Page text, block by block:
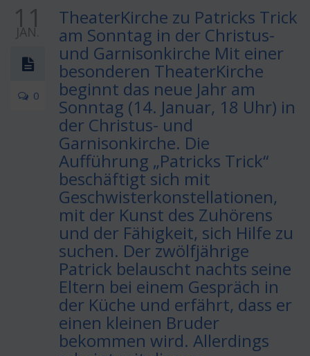
11
JAN.
0
TheaterKirche zu Patricks Trick
am Sonntag in der Christus-
und Garnisonkirche Mit einer
besonderen TheaterKirche
beginnt das neue Jahr am
Sonntag (14. Januar, 18 Uhr) in
der Christus- und
Garnisonkirche. Die
Aufführung „Patricks Trick“
beschäftigt sich mit
Geschwisterkonstellationen,
mit der Kunst des Zuhörens
und der Fähigkeit, sich Hilfe zu
suchen. Der zwölfjährige
Patrick belauscht nachts seine
Eltern bei einem Gespräch in
der Küche und erfährt, dass er
einen kleinen Bruder
bekommen wird. Allerdings